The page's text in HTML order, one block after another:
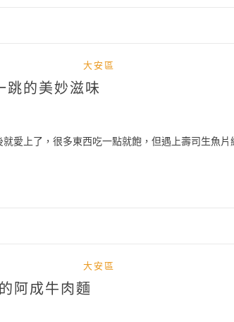
大安區
跳的美妙滋味
愛上了，很多東西吃一點就飽，但遇上壽司生魚片
大安區
阿成牛肉麵